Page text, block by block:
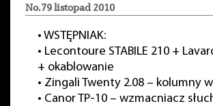
No.79 listopad 2010
• WSTĘPNIAK:
• Lecontoure STABILE 210 +
+ okablowanie
• Zingali Twenty 2.08 – kolumny
• Canor TP-10 – wzmacniacz